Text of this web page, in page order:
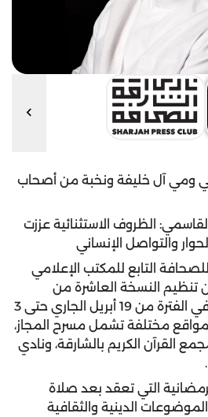
ومي آل خليفة ونخبة من أصحاب
الظروف الاستثنائية عززت
والتواصل الإنساني
التابع للمكتب الإعلامي
تنظيم النسخة العاشرة من
المجلس الرمضاني في الفترة من 19 أبريل الجاري حتى 3
مايو المقبل، في 4 مواقع مختلفة تشمل مسرح المجاز،
القرآن الكريم بالشارقة، ونادي
التي تعقد بعد صلاة
الموضوعات الدينية والثقافية